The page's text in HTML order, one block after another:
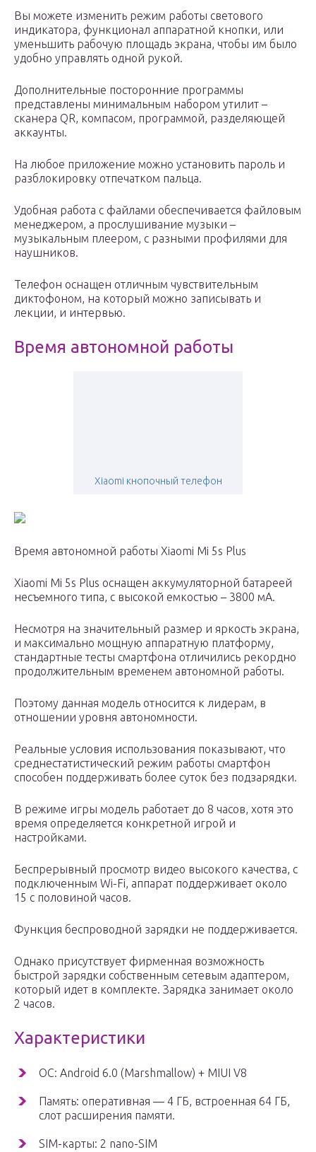
Вы можете изменить режим работы светового
индикатора, функционал аппаратной кнопки, или
уменьшить рабочую площадь экрана, чтобы им было
удобно управлять одной рукой.
Дополнительные посторонние программы
представлены минимальным набором утилит –
сканера QR, компасом, программой, разделяющей
аккаунты.
На любое приложение можно установить пароль и
разблокировку отпечатком пальца.
Удобная работа с файлами обеспечивается файловым
менеджером, а прослушивание музыки –
музыкальным плеером, с разными профилями для
наушников.
Телефон оснащен отличным чувствительным
диктофоном, на который можно записывать и
лекции, и интервью.
Время автономной работы
Xiaomi кнопочный телефон
Время автономной работы Xiaomi Mi 5s Plus
Xiaomi Mi 5s Plus оснащен аккумуляторной батареей
несъемного типа, с высокой емкостью – 3800 мА.
Несмотря на значительный размер и яркость экрана,
и максимально мощную аппаратную платформу,
стандартные тесты смартфона отличились рекордно
продолжительным временем автономной работы.
Поэтому данная модель относится к лидерам, в
отношении уровня автономности.
Реальные условия использования показывают, что
среднестатистический режим работы смартфон
способен поддерживать более суток без подзарядки.
В режиме игры модель работает до 8 часов, хотя это
время определяется конкретной игрой и
настройками.
Беспрерывный просмотр видео высокого качества, с
подключенным Wi-Fi, аппарат поддерживает около
15 с половиной часов.
Функция беспроводной зарядки не поддерживается.
Однако присутствует фирменная возможность
быстрой зарядки собственным сетевым адаптером,
который идет в комплекте. Зарядка занимает около
2 часов.
Характеристики
ОС: Android 6.0 (Marshmallow) + MIUI V8
Память: оперативная — 4 ГБ, встроенная 64 ГБ,
слот расширения памяти.
SIM-карты: 2 nano-SIM